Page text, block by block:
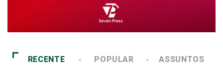
RECENTE POPULAR ASSUNTOS